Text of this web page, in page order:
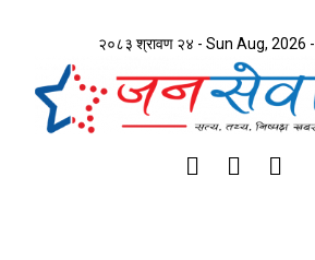
२०८३ श्रावण २४ - Sun Aug, 2026 -